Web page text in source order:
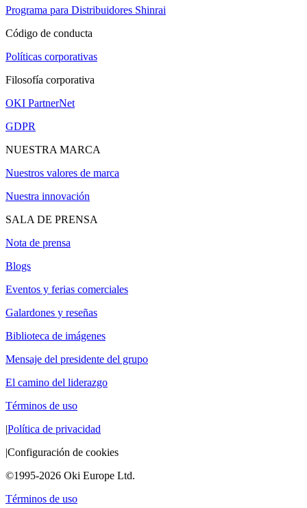
Programa para Distribuidores Shinrai
Código de conducta
Políticas corporativas
Filosofía corporativa
OKI PartnerNet
GDPR
NUESTRA MARCA
Nuestros valores de marca
Nuestra innovación
SALA DE PRENSA
Nota de prensa
Blogs
Eventos y ferias comerciales
Galardones y reseñas
Biblioteca de imágenes
Mensaje del presidente del grupo
El camino del liderazgo
Términos de uso
|Política de privacidad
|Configuración de cookies
©1995-2026 Oki Europe Ltd.
Términos de uso